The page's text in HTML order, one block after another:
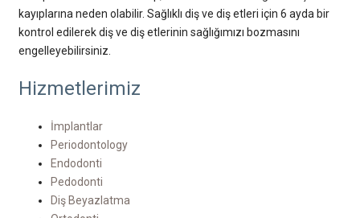
kayıplarına neden olabilir. Sağlıklı diş ve diş etleri için 6 ayda bir
kontrol edilerek diş ve diş etlerinin sağlığımızı bozmasını
engelleyebilirsiniz.
Hizmetlerimiz
İmplantlar
Periodontology
Endodonti
Pedodonti
Diş Beyazlatma